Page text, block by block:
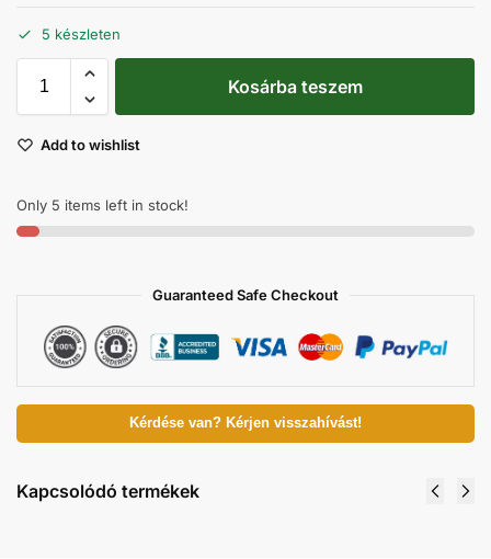
5 készleten
Kosárba teszem
Add to wishlist
Only 5 items left in stock!
Guaranteed Safe Checkout
Kérdése van? Kérjen visszahívást!
Kapcsolódó termékek